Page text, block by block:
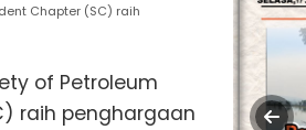
Chapter (SC) raih
of Petroleum
raih penghargaan